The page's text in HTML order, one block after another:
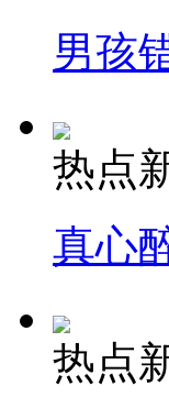
走！跟着总书
纽约上演“枕
男孩
热点
真心
热点